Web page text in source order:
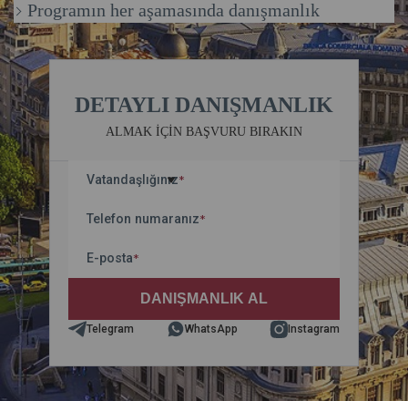
Programın her aşamasında danışmanlık
DETAYLI DANIŞMANLIK
ALMAK IÇIN BAŞVURU BIRAKIN
Vatandaşlığınız*
Telefon numaranız*
E-posta*
Telegram WhatsApp Instagram